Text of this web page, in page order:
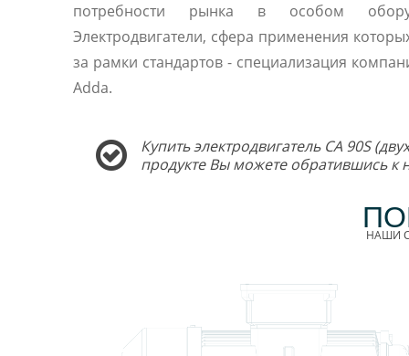
потребности рынка в особом
Электродвигатели, сфера применения
за рамки стандартов - специализация
Adda.
Купить электродвигатель CA 90S
продукте Вы можете обратившись
НАШИ